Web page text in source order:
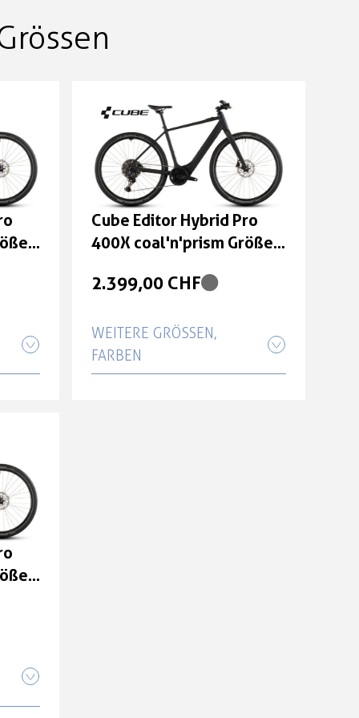
Cube Editor Hybrid Pro
400X coal'n'prism Größe:
2.399,00 CHF
WEITERE GRÖSSEN, F
ARBEN